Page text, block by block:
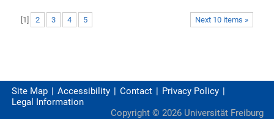
Next 10 items »
1 2 3 4 5
Site Map Accessibility Contact
Privacy Policy
Legal Information
Copyright © 2026 Universität Freiburg